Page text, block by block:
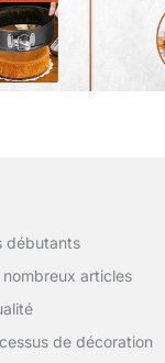
débutants
articles
de décoration